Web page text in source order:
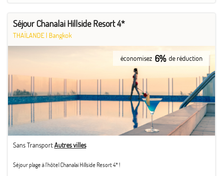
Séjour Chanalai Hillside Resort 4*
THAÏLANDE | Bangkok
économisez 6% de réduction
Sans TransportAutres villes
Séjour plage à l'hôtel Chanalai Hillside Resort 4* !